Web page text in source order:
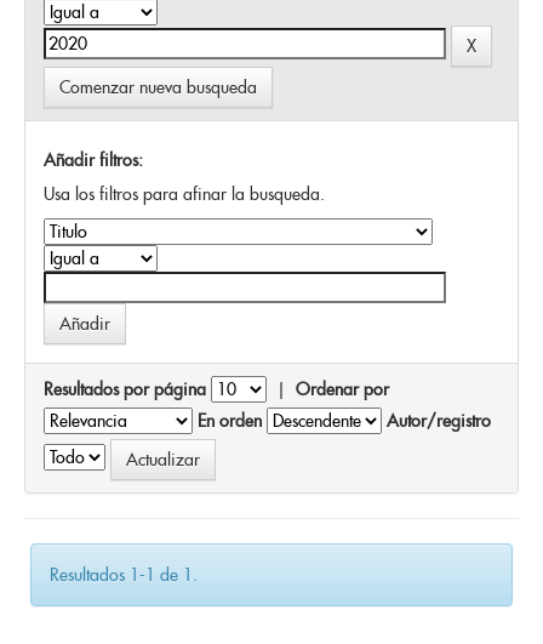
Comenzar nueva busqueda
Añadir filtros:
Usa los filtros para afinar la busqueda.
Resultados por página | Ordenar por
En orden
Autor/registro
Resultados 1-1 de 1.